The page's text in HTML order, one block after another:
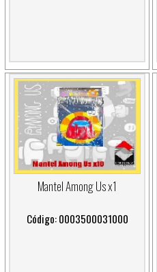
Mantel Among Us x1
Código: 0003500031000